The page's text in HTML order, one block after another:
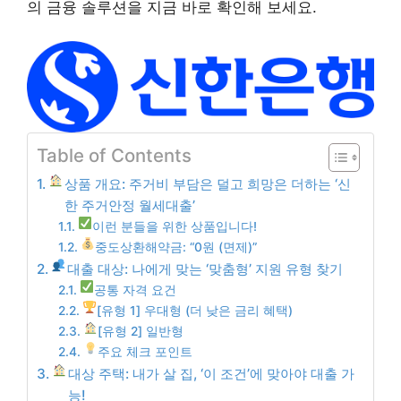
의 금융 솔루션을 지금 바로 확인해 보세요.
Table of Contents
상품 개요: 주거비 부담은 덜고 희망은 더하는 ‘신
한 주거안정 월세대출’
이런 분들을 위한 상품입니다!
중도상환해약금: “0원 (면제)”
대출 대상: 나에게 맞는 ‘맞춤형’ 지원 유형 찾기
공통 자격 요건
[유형 1] 우대형 (더 낮은 금리 혜택)
[유형 2] 일반형
주요 체크 포인트
대상 주택: 내가 살 집, ‘이 조건’에 맞아야 대출 가
능!